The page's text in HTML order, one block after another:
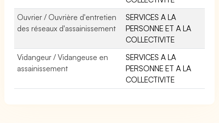
Ouvrier / Ouvrière d'entretien
des réseaux d'assainissement
SERVICES A LA
PERSONNE ET A LA
COLLECTIVITE
Vidangeur / Vidangeuse en
assainissement
SERVICES A LA
PERSONNE ET A LA
COLLECTIVITE